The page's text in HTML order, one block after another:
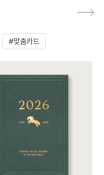
#맞춤카드